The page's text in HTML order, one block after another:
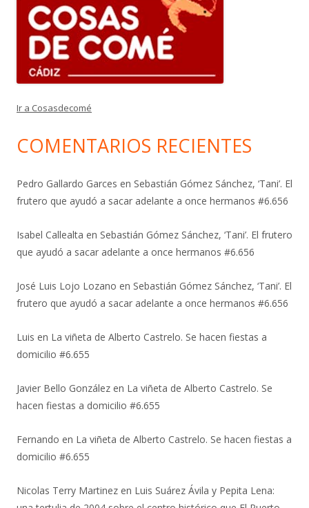
Ir a Cosasdecomé
COMENTARIOS RECIENTES
Pedro Gallardo Garces en Sebastián Gómez Sánchez, ‘Tani’. El
frutero que ayudó a sacar adelante a once hermanos #6.656
Isabel Callealta en Sebastián Gómez Sánchez, ‘Tani’. El frutero
que ayudó a sacar adelante a once hermanos #6.656
José Luis Lojo Lozano en Sebastián Gómez Sánchez, ‘Tani’. El
frutero que ayudó a sacar adelante a once hermanos #6.656
Luis en La viñeta de Alberto Castrelo. Se hacen fiestas a
domicilio #6.655
Javier Bello González en La viñeta de Alberto Castrelo. Se
hacen fiestas a domicilio #6.655
Fernando en La viñeta de Alberto Castrelo. Se hacen fiestas a
domicilio #6.655
Nicolas Terry Martinez en Luis Suárez Ávila y Pepita Lena: